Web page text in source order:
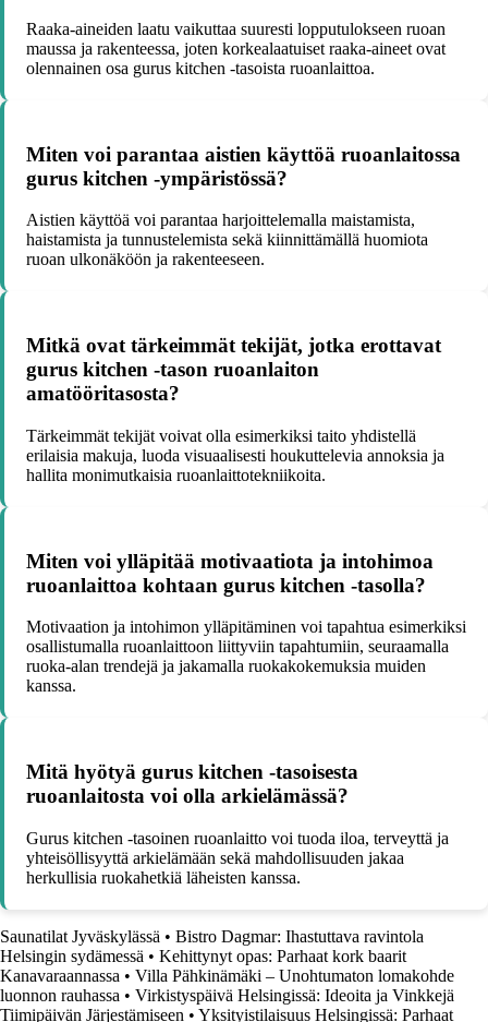
Raaka-aineiden laatu vaikuttaa suuresti lopputulokseen ruoan
maussa ja rakenteessa, joten korkealaatuiset raaka-aineet ovat
olennainen osa gurus kitchen -tasoista ruoanlaittoa.
Miten voi parantaa aistien käyttöä ruoanlaitossa
gurus kitchen -ympäristössä?
Aistien käyttöä voi parantaa harjoittelemalla maistamista,
haistamista ja tunnustelemista sekä kiinnittämällä huomiota
ruoan ulkonäköön ja rakenteeseen.
Mitkä ovat tärkeimmät tekijät, jotka erottavat
gurus kitchen -tason ruoanlaiton
amatööritasosta?
Tärkeimmät tekijät voivat olla esimerkiksi taito yhdistellä
erilaisia makuja, luoda visuaalisesti houkuttelevia annoksia ja
hallita monimutkaisia ruoanlaittotekniikoita.
Miten voi ylläpitää motivaatiota ja intohimoa
ruoanlaittoa kohtaan gurus kitchen -tasolla?
Motivaation ja intohimon ylläpitäminen voi tapahtua esimerkiksi
osallistumalla ruoanlaittoon liittyviin tapahtumiin, seuraamalla
ruoka-alan trendejä ja jakamalla ruokakokemuksia muiden
kanssa.
Mitä hyötyä gurus kitchen -tasoisesta
ruoanlaitosta voi olla arkielämässä?
Gurus kitchen -tasoinen ruoanlaitto voi tuoda iloa, terveyttä ja
yhteisöllisyyttä arkielämään sekä mahdollisuuden jakaa
herkullisia ruokahetkiä läheisten kanssa.
Saunatilat Jyväskylässä • Bistro Dagmar: Ihastuttava ravintola
Helsingin sydämessä • Kehittynyt opas: Parhaat kork baarit
Kanavaraannassa • Villa Pähkinämäki – Unohtumaton lomakohde
luonnon rauhassa • Virkistyspäivä Helsingissä: Ideoita ja Vinkkejä
Tiimipäivän Järjestämiseen • Yksityistilaisuus Helsingissä: Parhaat